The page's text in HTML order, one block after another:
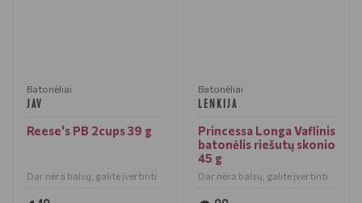
Batonėliai
JAV
Reese's PB 2cups 39 g
Dar nėra balsų, galite įvertinti
Batonėliai
LENKIJA
Princessa Longa Vaflinis
batonėlis riešutų skonio
45 g
Dar nėra balsų, galite įvertinti